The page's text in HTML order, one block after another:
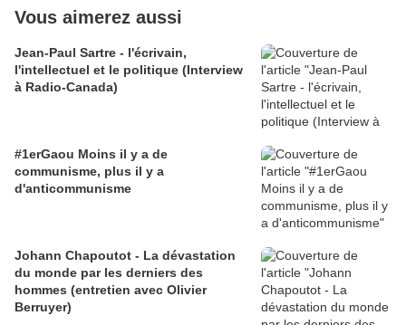
Vous aimerez aussi
Jean-Paul Sartre - l'écrivain,
l'intellectuel et le politique (Interview
à Radio-Canada)
#1erGaou Moins il y a de
communisme, plus il y a
d'anticommunisme
Johann Chapoutot - La dévastation
du monde par les derniers des
hommes (entretien avec Olivier
Berruyer)